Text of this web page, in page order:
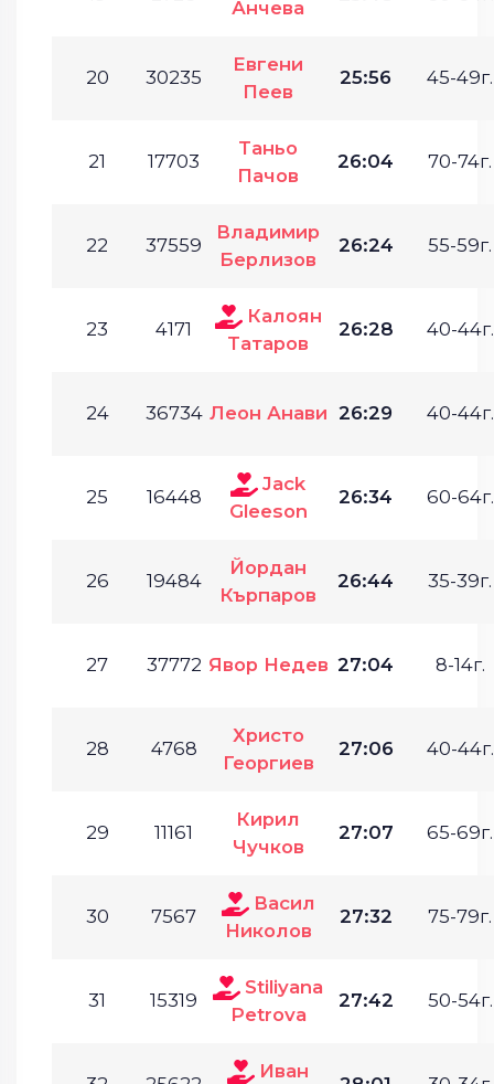
Анчева
20 30235
Евгени
Пеев
25:56 45-49г.
21 17703
Таньо
Пачов
26:04 70-74г.
22 37559
Владимир
Берлизов
26:24 55-59г.
23 4171
Калоян
Татаров
26:28 40-44г.
24 36734 Леон Анави 26:29 40-44г.
25 16448
Jack
Gleeson
26:34 60-64г.
26 19484
Йордан
Кърпаров
26:44 35-39г.
27 37772 Явор Недев 27:04 8-14г.
28 4768
Христо
Георгиев
27:06 40-44г.
29 11161
Кирил
Чучков
27:07 65-69г.
30 7567
Васил
Николов
27:32 75-79г.
31 15319
Stiliyana
Petrova
27:42 50-54г.
Иван